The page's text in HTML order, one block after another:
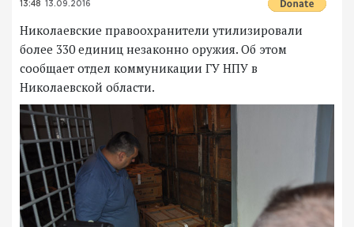
13:48 13.09.2016
Николаевские правоохранители утилизировали
более 330 единиц незаконно оружия. Об этом
сообщает отдел коммуникации ГУ НПУ в
Николаевской области.